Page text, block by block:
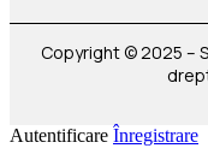
Copyright © 2025 –
Autentificare Înregistrare